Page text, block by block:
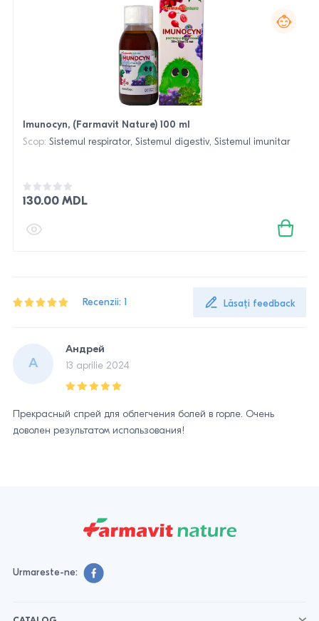
Imunocyn, (Farmavit Nature) 100 ml
Scop: Sistemul respirator, Sistemul digestiv, Sistemul imunitar
130.00 MDL
Recenzii: 1 Lăsați feedback
А
Андрей
13 aprilie 2024
Прекрасный спрей для облегчения болей в горле. Очень
доволен результатом использования!
Urmareste-ne: